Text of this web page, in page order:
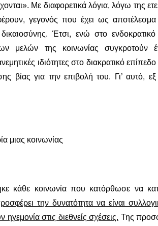
Με διαφορετικά λόγια, λόγω της
γεγονός που έχει ως
Έτσι, ενώ στο
μελών της κοινωνίας συγκροτούν
ιδιότητες στο διακρατικό
βίας για την επιβολή του. Γι’ αυτό,
μιας κοινωνίας
κάθε κοινωνία που κατόρθωσε να
την δυνατότητα να είναι
στις διεθνείς σχέσεις. Της